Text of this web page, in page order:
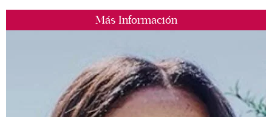
Más Información